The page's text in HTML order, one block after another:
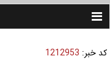
Toggle
کد خبر: 1212953